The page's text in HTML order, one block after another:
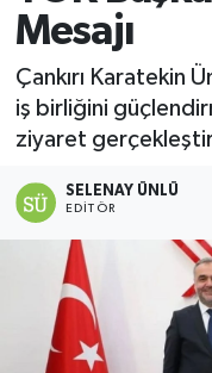
Mesajı
Çankırı Karatekin
iş birliğini
ziyaret
SELENAY ÜNLÜ
EDITÖR